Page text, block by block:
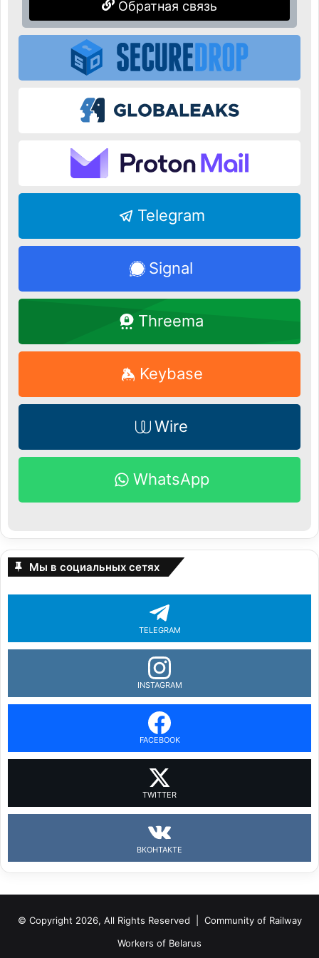
Обратная связь
Telegram
Signal
Threema
Keybase
Wire
WhatsApp
Мы в социальных сетях
TELEGRAM
INSTAGRAM
FACEBOOK
TWITTER
ВКОНТАКТЕ
© Copyright 2026, All Rights Reserved | Community of Railway
Workers of Belarus